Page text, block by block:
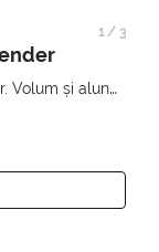
Rimelul de la Pupa, în versiunea Extender. Volum și alungire 3D. Gene amplificate și ridicate la infinit.
1/ 3